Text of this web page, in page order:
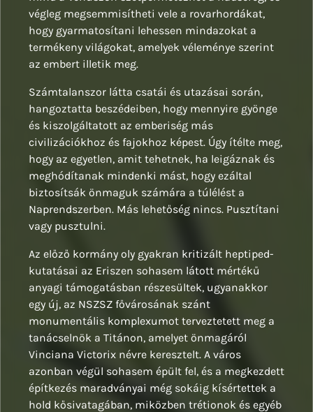
végleg megsemmisítheti vele a rovarhordákat,
hogy gyarmatosítani lehessen mindazokat a
termékeny világokat, amelyek véleménye szerint
az embert illetik meg.
Számtalanszor látta csatái és utazásai során,
hangoztatta beszédeiben, hogy mennyire gyönge
és kiszolgáltatott az emberiség más
civilizációkhoz és fajokhoz képest. Úgy ítélte meg,
hogy az egyetlen, amit tehetnek, ha leigáznak és
meghódítanak mindenki mást, hogy ezáltal
biztosítsák önmaguk számára a túlélést a
Naprendszerben. Más lehetőség nincs. Pusztítani
vagy pusztulni.
Az előző kormány oly gyakran kritizált heptiped-
kutatásai az Eriszen sohasem látott mértékű
anyagi támogatásban részesültek, ugyanakkor
egy új, az NSZSZ fővárosának szánt
monumentális komplexumot terveztetett meg a
tanácselnök a Titánon, amelyet önmagáról
Vinciana Victorix névre keresztelt. A város
azonban végül sohasem épült fel, és a megkezdett
építkezés maradványai még sokáig kísértettek a
hold kősivatagában, miközben trétionok és egyéb